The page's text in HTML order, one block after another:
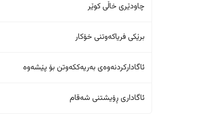
چاودێری خاڵی کوێر
برێکی فریاکەوتنی خۆکار
ئاگادارکردنەوەی بەریەککەوتن بۆ پێشەوە
ئاگاداری ڕۆیشتنی شەقام